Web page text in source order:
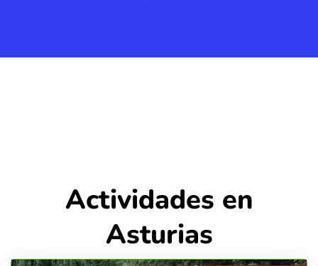
Actividades en
Asturias